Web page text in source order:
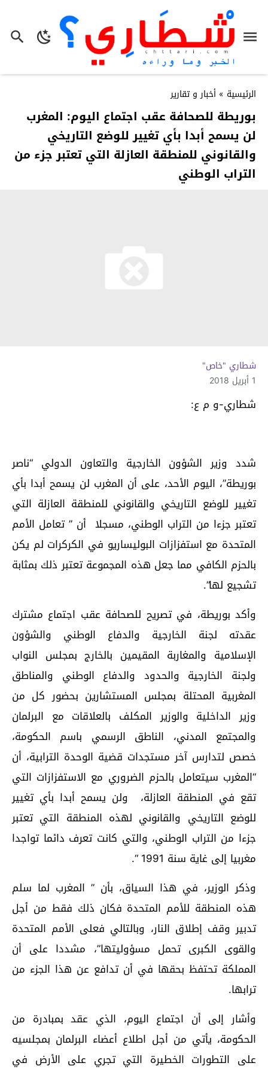
الرئيسية » أخبار و تقارير
بوريطة للصحافة عقب اجتماع اليوم: المغرب
لن يسمح أبدا بأي تغيير للوضع التاريخي
والقانوني للمنطقة العازلة التي تعتبر جزء من
التراب الوطني
شطاري "خاص"
1 أبريل 2018
شطاري-و م ع:
شدد وزير الشؤون الخارجية والتعاون الدولي “ناصر
بوريطة”، اليوم الأحد، على أن المغرب لن يسمح أبدا بأي
تغيير للوضع التاريخي والقانوني للمنطقة العازلة التي
تعتبر جزءا من التراب الوطني، مسجلا أن ” تعامل الأمم
المتحدة مع استفزازات البوليساريو في الكركرات لم يكن
بالحزم الكافي مما جعل هذه المجموعة تعتبر ذلك بمثابة
تشجيع لها”.
وأكد بوريطة، في تصريح للصحافة عقب اجتماع مشترك
عقدته لجنة الخارجية والدفاع الوطني والشؤون
الإسلامية والمغاربة المقيمين بالخارج بمجلس النواب
ولجنة الخارجية والحدود والدفاع الوطني والمناطق
المغربية المحتلة بمجلس المستشارين بحضور كل من
وزير الداخلية والوزير المكلف بالعلاقات مع البرلمان
والمجتمع المدني، الناطق الرسمي باسم الحكومة،
خصص لتدارس آخر مستجدات قضية الوحدة الترابية، أن
“المغرب سيتعامل بالحزم الضروري مع الاستفزازات التي
تقع في المنطقة العازلة، ولن يسمح أبدا بأي تغيير
للوضع التاريخي والقانوني لهذه المنطقة التي تعتبر
جزءا من التراب الوطني، والتي كانت تعرف دائما تواجدا
مغربيا إلى غاية سنة 1991 “.
وذكر الوزير، في هذا السياق، بأن ” المغرب لما سلم
هذه المنطقة للأمم المتحدة فكان ذلك فقط من أجل
تدبير وقف إطلاق النار، وبالتالي فعلى الأمم المتحدة
والقوى الكبرى تحمل مسؤوليتها”، مشددا على أن
المملكة تحتفظ بحقها في أن تدافع عن هذا الجزء من
ترابها.
وأشار إلى أن اجتماع اليوم، الذي عقد بمبادرة من
الحكومة، يأتي من أجل اطلاع أعضاء البرلمان بمجلسيه
على التطورات الخطيرة التي تجري على الأرض في